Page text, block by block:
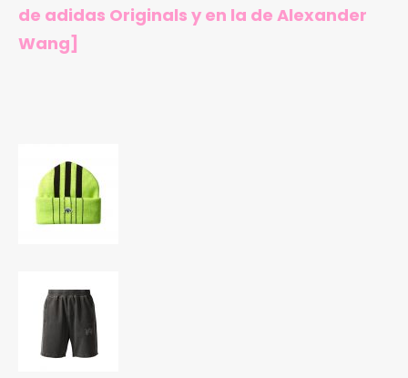
de adidas Originals y en la de Alexander
Wang]